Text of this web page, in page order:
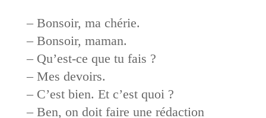
– Bonsoir, ma chérie.
– Bonsoir, maman.
– Qu’est-ce que tu fais ?
– Mes devoirs.
– C’est bien. Et c’est quoi ?
– Ben, on doit faire une rédaction